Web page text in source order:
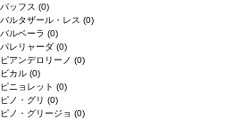
バッフス (0)
バルタザール・レス (0)
バルベーラ (0)
パレリャーダ (0)
ピアンデロリーノ (0)
ビカル (0)
ピニョレット (0)
ピノ・グリ (0)
ピノ・グリージョ (0)